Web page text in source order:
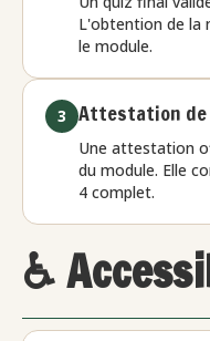
L'obtention de la
le module.
3 Attestation de
Une attestation
du module. Elle
4 complet.
♿